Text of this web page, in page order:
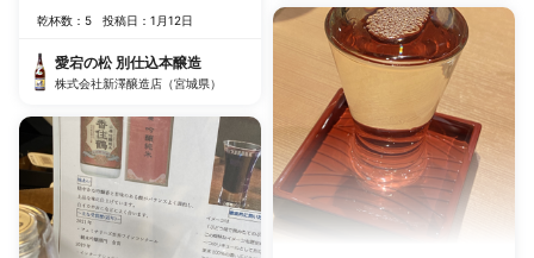
乾杯数：5 投稿日：1月12日
愛宕の松 別仕込本醸造
株式会社新澤醸造店（宮城県）